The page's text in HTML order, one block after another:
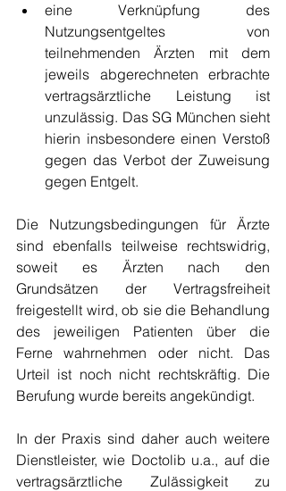
eine Verknüpfung des
Nutzungsentgeltes von
teilnehmenden Ärzten mit dem
jeweils abgerechneten erbrachte
vertragsärztliche Leistung ist
unzulässig. Das SG München sieht
hierin insbesondere einen Verstoß
gegen das Verbot der Zuweisung
gegen Entgelt.
Die Nutzungsbedingungen für Ärzte
sind ebenfalls teilweise rechtswidrig,
soweit es Ärzten nach den
Grundsätzen der Vertragsfreiheit
freigestellt wird, ob sie die Behandlung
des jeweiligen Patienten über die
Ferne wahrnehmen oder nicht. Das
Urteil ist noch nicht rechtskräftig. Die
Berufung wurde bereits angekündigt.
In der Praxis sind daher auch weitere
Dienstleister, wie Doctolib u.a., auf die
vertragsärztliche Zulässigkeit zu